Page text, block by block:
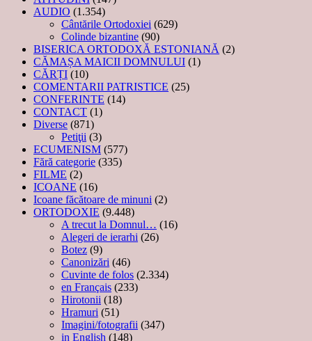
AUDIO (1.354)
Cântările Ortodoxiei (629)
Colinde bizantine (90)
BISERICA ORTODOXĂ ESTONIANĂ (2)
CĂMAȘA MAICII DOMNULUI (1)
CĂRȚI (10)
COMENTARII PATRISTICE (25)
CONFERINTE (14)
CONTACT (1)
Diverse (871)
Petiţii (3)
ECUMENISM (577)
Fără categorie (335)
FILME (2)
ICOANE (16)
Icoane făcătoare de minuni (2)
ORTODOXIE (9.448)
A trecut la Domnul… (16)
Alegeri de ierarhi (26)
Botez (9)
Canonizări (46)
Cuvinte de folos (2.334)
en Français (233)
Hirotonii (18)
Hramuri (51)
Imagini/fotografii (347)
in English (148)